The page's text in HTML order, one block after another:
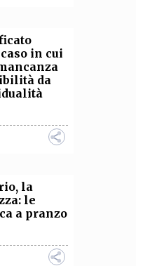
in cui
da
la
le
a pranzo